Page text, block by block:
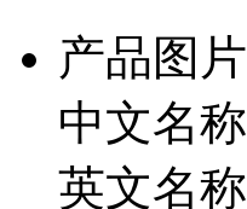
产品图片
中文名称
英文名称